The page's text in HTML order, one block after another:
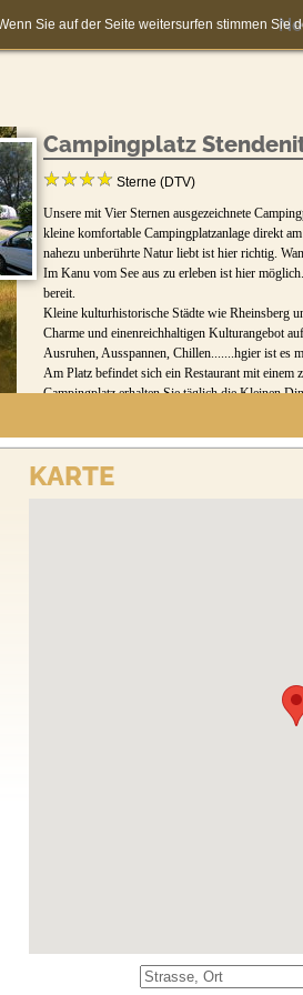
Campingplatz
Sterne (DTV)
Unsere mit Vier Sternen ausgezeichnete
kleine komfortable Campingplatzanlage direkt
nahezu unberührte Natur liebt ist hier richtig.
Im Kanu vom See aus zu erleben ist hier
bereit.
Kleine kulturhistorische Städte wie Rheinsberg
Charme und einenreichhaltigen Kulturangebot
Ausruhen, Ausspannen, Chillen.......hgier ist es
Am Platz befindet sich ein Restaurant mit einem
Campingplatz erhalten Sie täglich die Kleinen
KARTE
Sie auf der Seite weitersurfen stimmen